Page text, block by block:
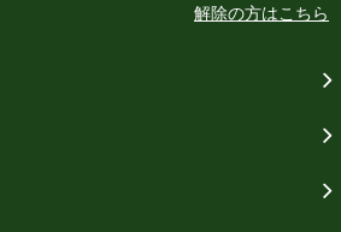
解除の方はこちら